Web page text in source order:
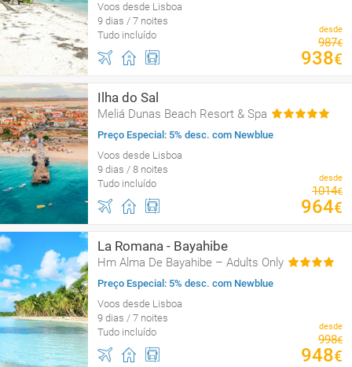
Voos desde Lisboa
9 dias / 7 noites
Tudo incluído
desde
987€
938€
Ilha do Sal
Meliá Dunas Beach Resort & Spa
Preço Especial: 5% desc. com Newblue
Voos desde Lisboa
9 dias / 8 noites
Tudo incluído
desde
1014€
964€
La Romana - Bayahibe
Hm Alma De Bayahibe – Adults Only
Preço Especial: 5% desc. com Newblue
Voos desde Lisboa
9 dias / 7 noites
Tudo incluído
desde
998€
948€